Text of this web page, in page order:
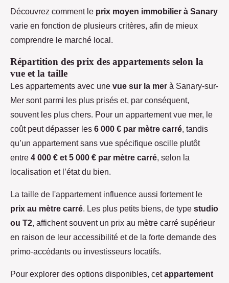
Découvrez comment le prix moyen immobilier à Sanary
varie en fonction de plusieurs critères, afin de mieux
comprendre le marché local.
Répartition des prix des appartements selon la
vue et la taille
Les appartements avec une vue sur la mer à Sanary-sur-
Mer sont parmi les plus prisés et, par conséquent,
souvent les plus chers. Pour un appartement vue mer, le
coût peut dépasser les 6 000 € par mètre carré, tandis
qu’un appartement sans vue spécifique oscille plutôt
entre 4 000 € et 5 000 € par mètre carré, selon la
localisation et l’état du bien.
La taille de l'appartement influence aussi fortement le
prix au mètre carré. Les plus petits biens, de type studio
ou T2, affichent souvent un prix au mètre carré supérieur
en raison de leur accessibilité et de la forte demande des
primo-accédants ou investisseurs locatifs.
Pour explorer des options disponibles, cetappartement